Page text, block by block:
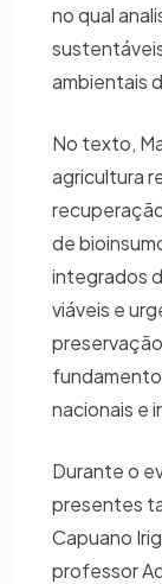
no qual
ambientais
No texto,
agricultura
de
integrados
viáveis e
nacionais e
Durante o
presentes
Capuano
professor